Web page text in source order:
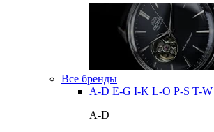
Все бренды
A-D E-G I-K L-O P-S T-W
A-D